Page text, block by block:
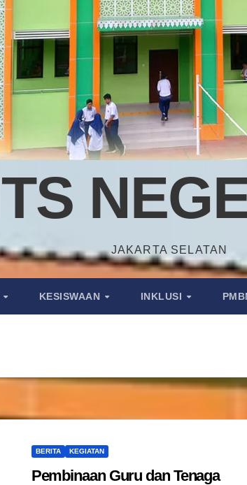
JAKARTA SELATAN
KESISWAAN INKLUSI
BERITA KEGIATAN
Pembinaan Guru dan Tenaga